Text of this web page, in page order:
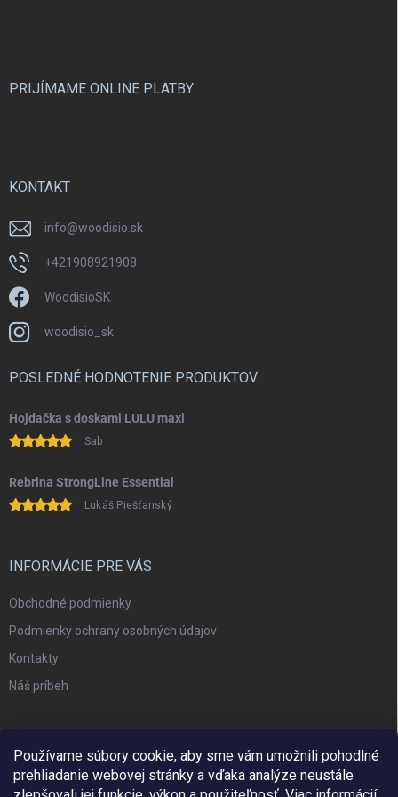
Používame súbory cookie, aby sme vám umožnili pohodlné
prehliadanie webovej stránky a vďaka analýze neustále
PRIJÍMAME ONLINE PLATBY
KONTAKT
info@woodisio.sk
+421908921908
WoodisioSK
woodisio_sk
POSLEDNÉ HODNOTENIE PRODUKTOV
Hojdačka s doskami LULU maxi
Sab
Rebrina StrongLine Essential
Lukáš Piešťanský
INFORMÁCIE PRE VÁS
Obchodné podmienky
Podmienky ochrany osobných údajov
Kontakty
Náš príbeh